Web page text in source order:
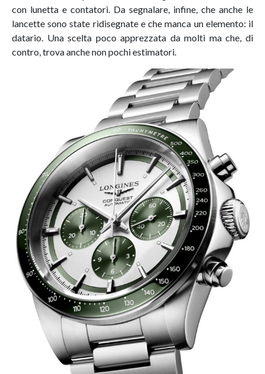
con lunetta e contatori. Da segnalare, infine, che anche le
lancette sono state ridisegnate e che manca un elemento: il
datario. Una scelta poco apprezzata da molti ma che, di
contro, trova anche non pochi estimatori.